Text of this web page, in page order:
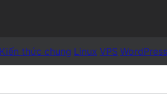
Kiến thức chung Linux VPS WordPress